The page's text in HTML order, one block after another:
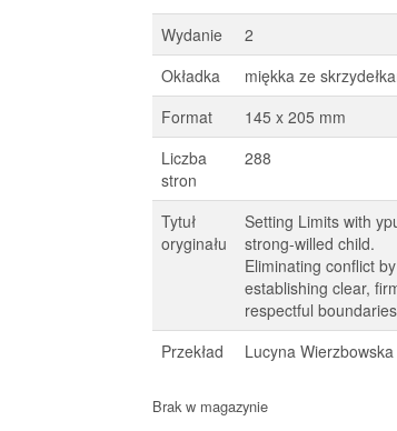
Wydanie
2
Okładka
miękka ze
Format
145 x 205 mm
Liczba
stron
288
Tytuł
oryginału
Setting Limits with
strong-willed child.
Eliminating conflict by
establishing clear,
respectful boundaries
Przekład
Lucyna Wierzbowska
Brak w magazynie